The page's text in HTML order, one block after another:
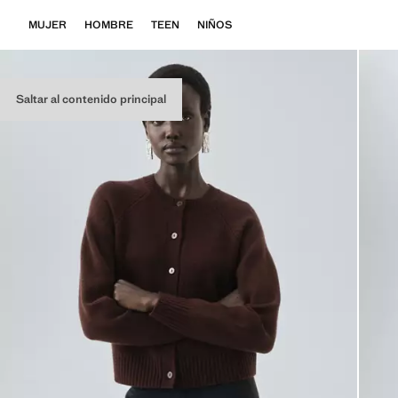
Saltar al contenido principal
MUJER HOMBRE TEEN NIÑOS